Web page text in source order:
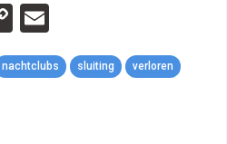
Copy
Link
nachtclubs sluiting verloren